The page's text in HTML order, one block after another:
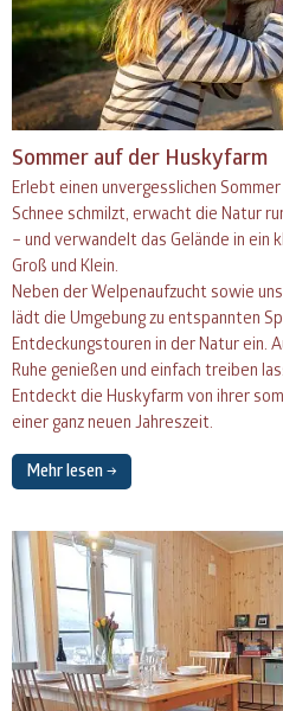
Sommer auf der Huskyfarm
Erlebt einen unvergesslichen
Schnee schmilzt, erwacht die Natur
– und verwandelt das Gelände in ein
Groß und Klein.
Neben der Welpenaufzucht sowie
lädt die Umgebung zu entspannten
Entdeckungstouren in der Natur ein.
Ruhe genießen und einfach treiben
Entdeckt die Huskyfarm von ihrer
einer ganz neuen Jahreszeit.
Mehr lesen →